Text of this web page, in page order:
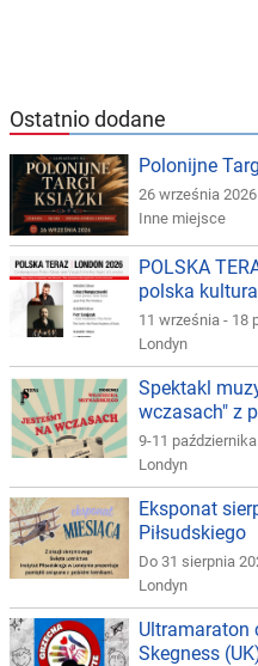
Ostatnio dodane
Polonijne
26 września 2026
Inne miejsce
POLSKA
polska
11 września - 18
Londyn
Spektakl
wczasach" z
9-11
Londyn
Eksponat
Piłsudskiego
Do 31 sierpnia
Londyn
Ultramaraton
Skegness